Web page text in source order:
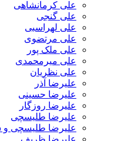
علی کرمانشاهی
علی گنجی
علی لهراسبی
علی مرتضوی
علی ملک پور
علی میرمحمدی
علی نظریان
علیرضا آذر
علیرضا حسینی
علیرضا روزگار
علیرضا طلیسچی
علیرضا طلیسچی و سعید